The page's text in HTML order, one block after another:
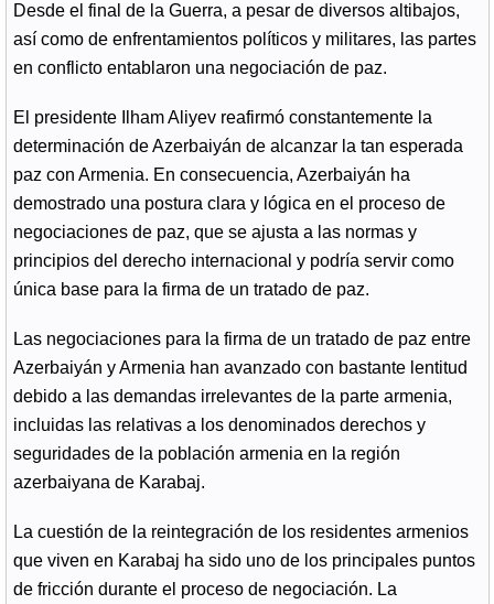
Desde el final de la Guerra, a pesar de diversos altibajos,
así como de enfrentamientos políticos y militares, las partes
en conflicto entablaron una negociación de paz.
El presidente Ilham Aliyev reafirmó constantemente la
determinación de Azerbaiyán de alcanzar la tan esperada
paz con Armenia. En consecuencia, Azerbaiyán ha
demostrado una postura clara y lógica en el proceso de
negociaciones de paz, que se ajusta a las normas y
principios del derecho internacional y podría servir como
única base para la firma de un tratado de paz.
Las negociaciones para la firma de un tratado de paz entre
Azerbaiyán y Armenia han avanzado con bastante lentitud
debido a las demandas irrelevantes de la parte armenia,
incluidas las relativas a los denominados derechos y
seguridades de la población armenia en la región
azerbaiyana de Karabaj.
La cuestión de la reintegración de los residentes armenios
que viven en Karabaj ha sido uno de los principales puntos
de fricción durante el proceso de negociación. La